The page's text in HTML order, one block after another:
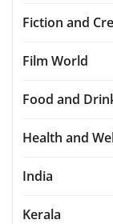
Fiction and
Film World
Food and
Health and
India
Kerala